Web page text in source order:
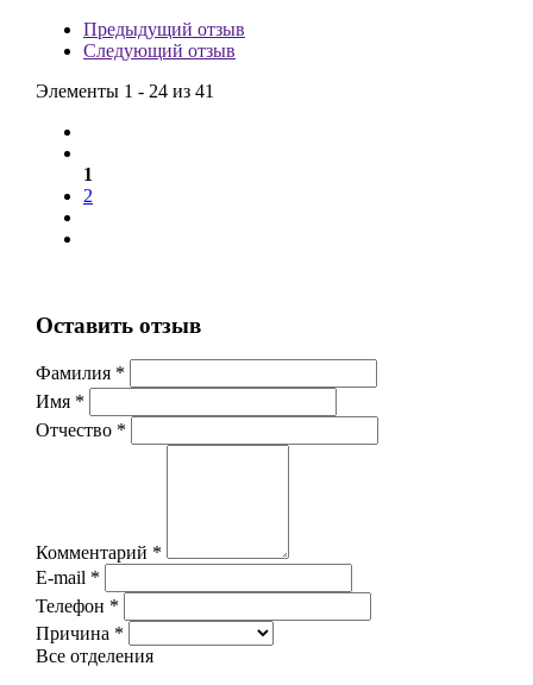
Предыдущий отзыв
Следующий отзыв
Элементы 1 - 24 из 41
1
2
Оставить отзыв
Фамилия *
Имя *
Отчество *
Комментарий *
E-mail *
Телефон *
Причина *
Все отделения